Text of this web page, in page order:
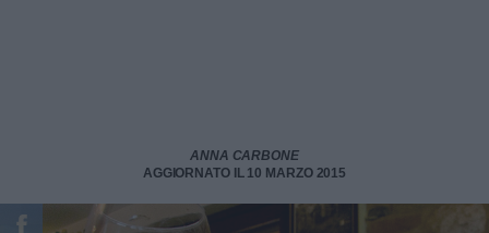
ANNA CARBONE
AGGIORNATO IL 10 MARZO 2015